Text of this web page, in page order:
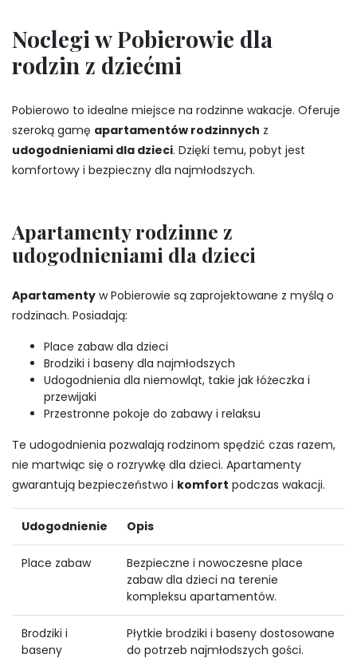
Noclegi w Pobierowie dla
rodzin z dziećmi
Pobierowo to idealne miejsce na rodzinne wakacje. Oferuje
szeroką gamę apartamentów rodzinnych z
udogodnieniami dla dzieci. Dzięki temu, pobyt jest
komfortowy i bezpieczny dla najmłodszych.
Apartamenty rodzinne z
udogodnieniami dla dzieci
Apartamenty w Pobierowie są zaprojektowane z myślą o
rodzinach. Posiadają:
Place zabaw dla dzieci
Brodziki i baseny dla najmłodszych
Udogodnienia dla niemowląt, takie jak łóżeczka i
przewijaki
Przestronne pokoje do zabawy i relaksu
Te udogodnienia pozwalają rodzinom spędzić czas razem,
nie martwiąc się o rozrywkę dla dzieci. Apartamenty
gwarantują bezpieczeństwo i komfort podczas wakacji.
Udogodnienie Opis
Place zabaw
Bezpieczne i nowoczesne place
zabaw dla dzieci na terenie
kompleksu apartamentów.
Brodziki i
baseny
Płytkie brodziki i baseny dostosowane
do potrzeb najmłodszych gości.